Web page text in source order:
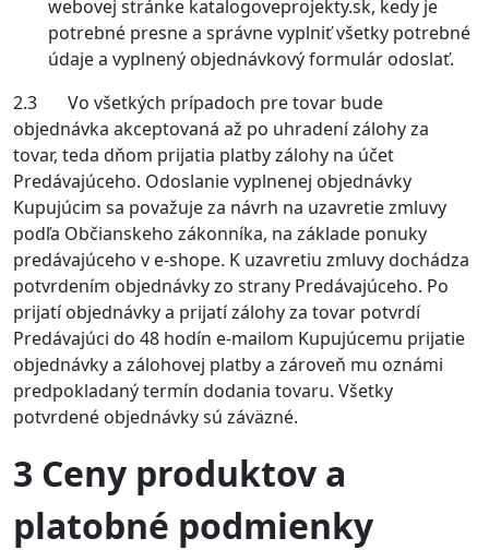
webovej stránke katalogoveprojekty.sk, kedy je
potrebné presne a správne vyplniť všetky potrebné
údaje a vyplnený objednávkový formulár odoslať.
2.3 Vo všetkých prípadoch pre tovar bude
objednávka akceptovaná až po uhradení zálohy za
tovar, teda dňom prijatia platby zálohy na účet
Predávajúceho. Odoslanie vyplnenej objednávky
Kupujúcim sa považuje za návrh na uzavretie zmluvy
podľa Občianskeho zákonníka, na základe ponuky
predávajúceho v e-shope. K uzavretiu zmluvy dochádza
potvrdením objednávky zo strany Predávajúceho. Po
prijatí objednávky a prijatí zálohy za tovar potvrdí
Predávajúci do 48 hodín e-mailom Kupujúcemu prijatie
objednávky a zálohovej platby a zároveň mu oznámi
predpokladaný termín dodania tovaru. Všetky
potvrdené objednávky sú záväzné.
3 Ceny produktov a
platobné podmienky